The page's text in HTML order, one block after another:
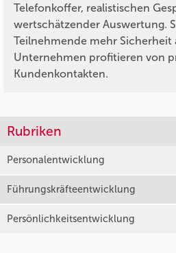
Telefonkoffer, realistischen
wertschätzender Auswertung.
Teilnehmende mehr Sicherheit
Unternehmen profitieren von
Kundenkontakten.
Rubriken
Personalentwicklung
Führungskräfteentwicklung
Persönlichkeitsentwicklung